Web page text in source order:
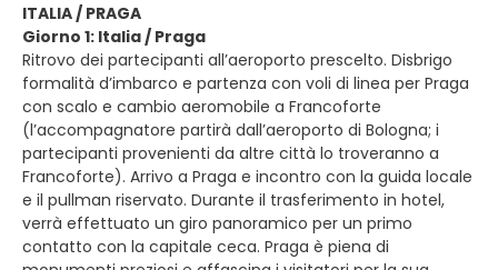
ITALIA / PRAGA
Giorno 1: Italia / Praga
Ritrovo dei partecipanti all’aeroporto prescelto. Disbrigo
formalità d’imbarco e partenza con voli di linea per Praga
con scalo e cambio aeromobile a Francoforte
(l’accompagnatore partirà dall’aeroporto di Bologna; i
partecipanti provenienti da altre città lo troveranno a
Francoforte). Arrivo a Praga e incontro con la guida locale
e il pullman riservato. Durante il trasferimento in hotel,
verrà effettuato un giro panoramico per un primo
contatto con la capitale ceca. Praga è piena di